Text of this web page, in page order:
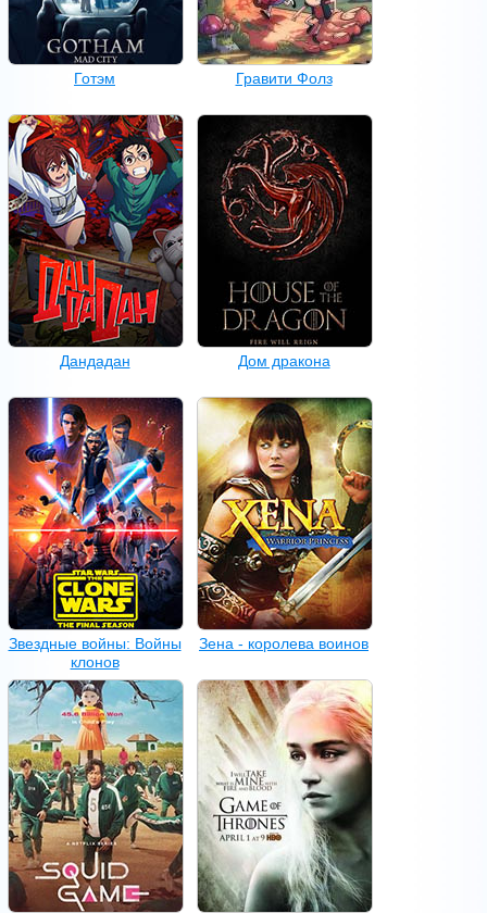
Готэм Гравити Фолз
Дандадан Дом дракона
Звездные войны: Войны
клонов
Зена - королева воинов